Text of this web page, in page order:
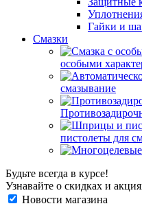
Гайки и
Смазки
особыми
смазывание
пистолеты для
Будьте всегда в курсе!
Узнавайте о скидках и
Новости магазина